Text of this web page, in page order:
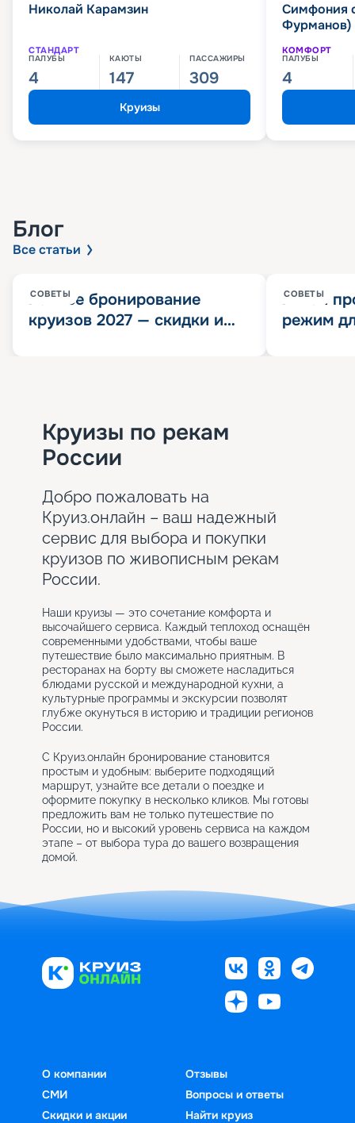
Николай Карамзин
СТАНДАРТ
ПАЛУБЫ
4
КАЮТЫ
147
ПАССАЖИРЫ
309
Круизы
Симфония
Фурманов)
КОМФОРТ
ПАЛУБЫ
4
Блог
Все статьи
СОВЕТЫ
Раннее бронирование
круизов 2027 — скидки и
СОВЕТЫ
Китай
режим
Круизы по рекам
России
Добро пожаловать на
Круиз.онлайн – ваш надежный
сервис для выбора и покупки
круизов по живописным рекам
России.
Наши круизы — это сочетание комфорта и
высочайшего сервиса. Каждый теплоход оснащён
современными удобствами, чтобы ваше
путешествие было максимально приятным. В
ресторанах на борту вы сможете насладиться
блюдами русской и международной кухни, а
культурные программы и экскурсии позволят
глубже окунуться в историю и традиции регионов
России.
С Круиз.онлайн бронирование становится
простым и удобным: выберите подходящий
маршрут, узнайте все детали о поездке и
оформите покупку в несколько кликов. Мы готовы
предложить вам не только путешествие по
России, но и высокий уровень сервиса на каждом
этапе – от выбора тура до вашего возвращения
домой.
О компании
СМИ
Скидки и акции
Отзывы
Вопросы и ответы
Найти круиз